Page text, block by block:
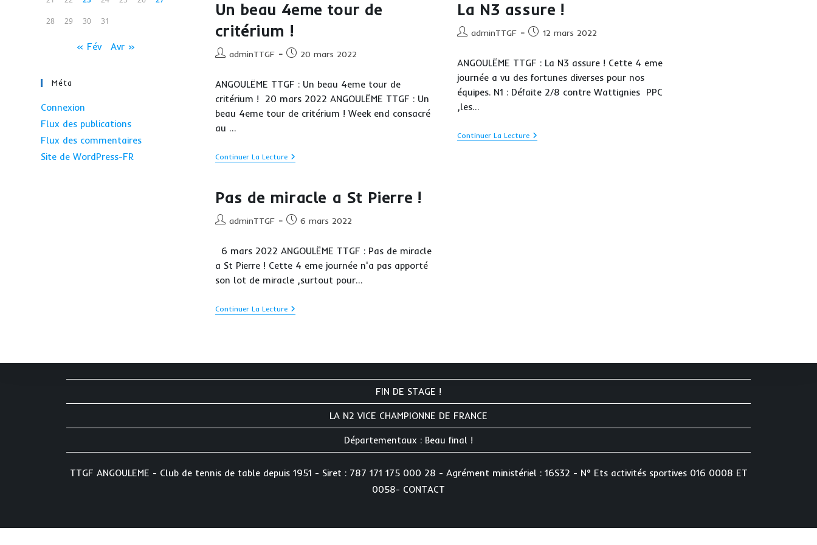
!
Un beau 4eme tour de
critérium !
Auteur/autrice
publication :
adminTTGF
Publication
20 mars 2022
ANGOULËME TTGF : Un beau 4eme tour de
critérium ! 20 mars 2022 ANGOULËME TTGF : Un
beau 4eme tour de critérium ! Week end consacré
au …
Continuer La LectureUn
De
Critérium
!
La N3 assure !
Auteur/autrice
publication :
adminTTGF
Publication
12 mars 2022
ANGOULËME TTGF : La N3 assure ! Cette 4 eme
journée a vu des fortunes diverses pour nos
équipes. N1 : Défaite 2/8 contre Wattignies PPC
,les…
Continuer La LectureLa
Pas de miracle a St Pierre !
Auteur/autrice
publication :
adminTTGF
Publication
6 mars 2022
6 mars 2022 ANGOULËME TTGF : Pas de miracle
a St Pierre ! Cette 4 eme journée n'a pas apporté
son lot de miracle ,surtout pour…
Continuer La LecturePas
De
28 29 30 31
« Fév Avr »
Méta
Connexion
Flux des publications
Flux des commentaires
Site de WordPress-FR
FIN DE STAGE !
LA N2 VICE CHAMPIONNE DE FRANCE
Départementaux : Beau final !
TTGF ANGOULEME - Club de tennis de table depuis 1951 - Siret : 787 171 175 000 28 - Agrément ministériel : 16S32 - N° Ets activités sportives 016 0008 ET
0058- CONTACT